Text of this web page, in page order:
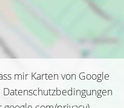
mir Karten von Google